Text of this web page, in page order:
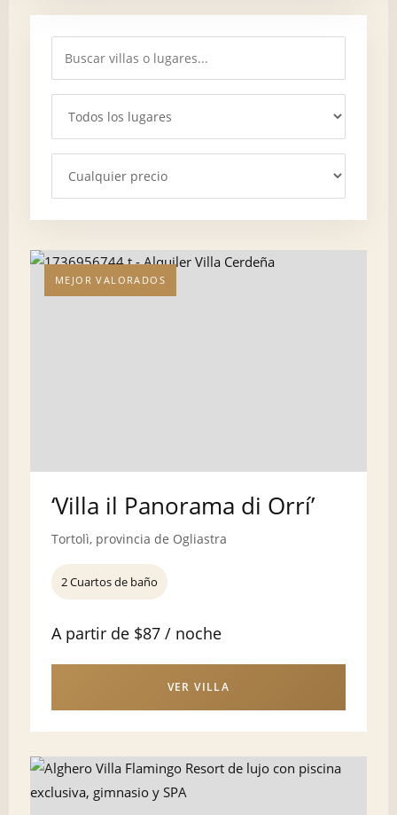
MEJOR VALORADOS
‘Villa il Panorama di Orrí’
Tortolì, provincia de Ogliastra
2 Cuartos de baño
A partir de $87 / noche
VER VILLA